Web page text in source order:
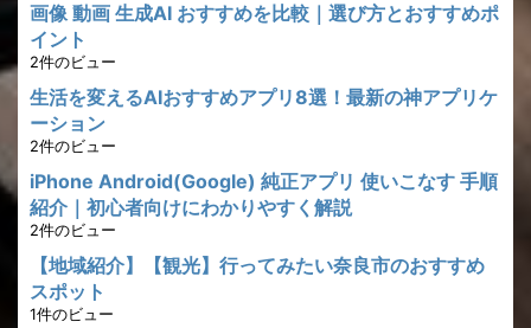
画像 動画 生成AI おすすめを比較｜選び方とおすすめポ
イント
2件のビュー
生活を変えるAIおすすめアプリ8選！最新の神アプリケ
ーション
2件のビュー
iPhone Android(Google) 純正アプリ 使いこなす 手順
紹介｜初心者向けにわかりやすく解説
2件のビュー
【地域紹介】【観光】行ってみたい奈良市のおすすめ
スポット
1件のビュー